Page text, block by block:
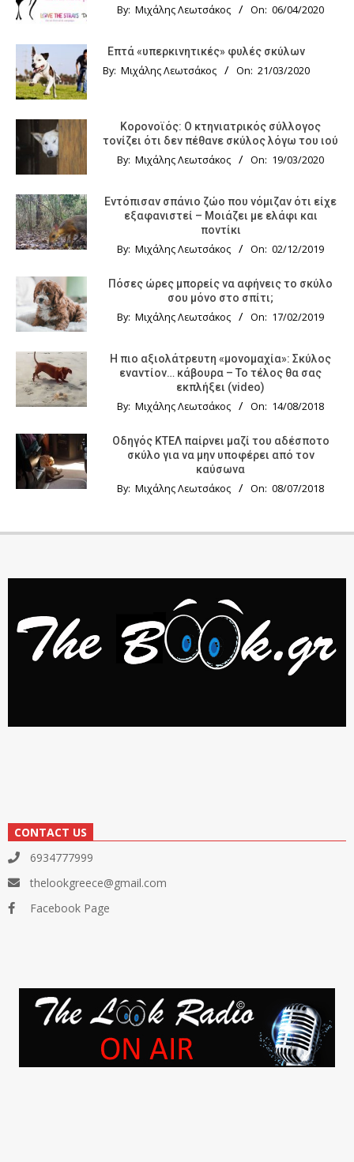
By: Μιχάλης Λεωτσάκος On: 06/04/2020
Επτά «υπερκινητικές» φυλές σκύλων
By: Μιχάλης Λεωτσάκος On: 21/03/2020
Κορονοϊός: Ο κτηνιατρικός σύλλογος
τονίζει ότι δεν πέθανε σκύλος λόγω του ιού
By: Μιχάλης Λεωτσάκος On: 19/03/2020
Εντόπισαν σπάνιο ζώο που νόμιζαν ότι είχε
εξαφανιστεί – Μοιάζει με ελάφι και
ποντίκι
By: Μιχάλης Λεωτσάκος On: 02/12/2019
Πόσες ώρες μπορείς να αφήνεις το σκύλο
σου μόνο στο σπίτι;
By: Μιχάλης Λεωτσάκος On: 17/02/2019
Η πιο αξιολάτρευτη «μονομαχία»: Σκύλος
εναντίον… κάβουρα – Το τέλος θα σας
εκπλήξει (video)
By: Μιχάλης Λεωτσάκος On: 14/08/2018
Οδηγός KTΕΛ παίρνει μαζί του αδέσποτο
σκύλο για να μην υποφέρει από τον
καύσωνα
By: Μιχάλης Λεωτσάκος On: 08/07/2018
CONTACT US
6934777999
thelookgreece@gmail.com
Facebook Page